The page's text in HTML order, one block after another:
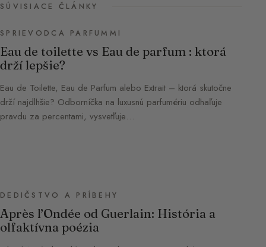
SÚVISIACE ČLÁNKY
SPRIEVODCA PARFUMMI
Eau de toilette vs Eau de parfum : ktorá
drží lepšie?
Eau de Toilette, Eau de Parfum alebo Extrait – ktorá skutočne
drží najdlhšie? Odborníčka na luxusnú parfumériu odhaľuje
pravdu za percentami, vysvetľuje…
DEDIČSTVO A PRÍBEHY
Après l’Ondée od Guerlain: História a
olfaktívna poézia